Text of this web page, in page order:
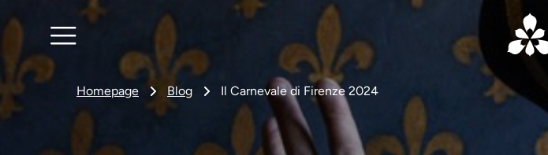
Homepage Blog Il Carnevale di Firenze 2024